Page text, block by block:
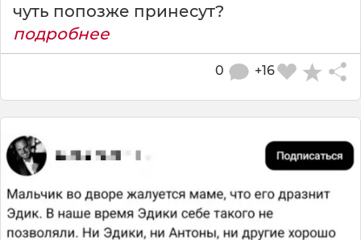
чуть попозже принесут?
подробнее
+16
0